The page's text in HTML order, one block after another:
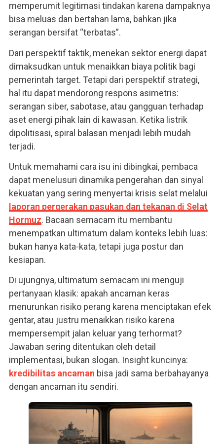
memperumit legitimasi tindakan karena dampaknya
bisa meluas dan bertahan lama, bahkan jika
serangan bersifat “terbatas”.
Dari perspektif taktik, menekan sektor energi dapat
dimaksudkan untuk menaikkan biaya politik bagi
pemerintah target. Tetapi dari perspektif strategi,
hal itu dapat mendorong respons asimetris:
serangan siber, sabotase, atau gangguan terhadap
aset energi pihak lain di kawasan. Ketika listrik
dipolitisasi, spiral balasan menjadi lebih mudah
terjadi.
Untuk memahami cara isu ini dibingkai, pembaca
dapat menelusuri dinamika pengerahan dan sinyal
kekuatan yang sering menyertai krisis selat melalui
laporan pergerakan pasukan dan tekanan di Selat
Hormuz. Bacaan semacam itu membantu
menempatkan ultimatum dalam konteks lebih luas:
bukan hanya kata-kata, tetapi juga postur dan
kesiapan.
Di ujungnya, ultimatum semacam ini menguji
pertanyaan klasik: apakah ancaman keras
menurunkan risiko perang karena menciptakan efek
gentar, atau justru menaikkan risiko karena
mempersempit jalan keluar yang terhormat?
Jawaban sering ditentukan oleh detail
implementasi, bukan slogan. Insight kuncinya:
kredibilitas ancaman bisa jadi sama berbahayanya
dengan ancaman itu sendiri.